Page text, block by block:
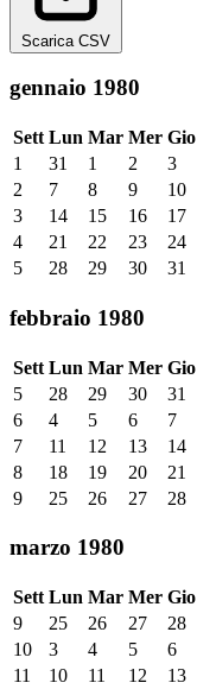
Scarica CSV
gennaio 1980
Sett Lun Mar Mer Gio
1
31 1 2 3
2
7 8 9 10
3
14 15 16 17
4
21 22 23 24
5
28 29 30 31
febbraio 1980
Sett Lun Mar Mer Gio
5
28 29 30 31
6
4 5 6 7
7
11 12 13 14
8
18 19 20 21
9
25 26 27 28
marzo 1980
Sett Lun Mar Mer Gio
9
25 26 27 28
10
3 4 5 6
11
10 11 12 13